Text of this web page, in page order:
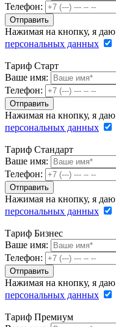
Телефон:
Нажимая на кнопку, я даю
персональных данных
Тариф Старт
Ваше имя:
Телефон:
Нажимая на кнопку, я даю
персональных данных
Тариф Стандарт
Ваше имя:
Телефон:
Нажимая на кнопку, я даю
персональных данных
Тариф Бизнес
Ваше имя:
Телефон:
Нажимая на кнопку, я даю
персональных данных
Тариф Премиум